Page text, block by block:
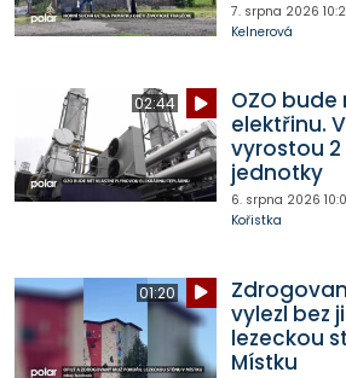
7. srpna 2026
Kelnerová
02:44
OZO
elektřinu.
vyrostou
jednotky
6. srpna 2026
Kořistka
01:20
vylezl bez
lezeckou
Místku